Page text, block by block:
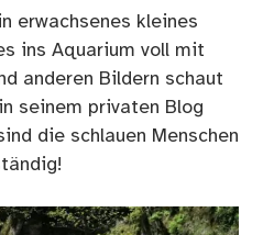
erwachsenes kleines
ins Aquarium voll mit
anderen Bildern schaut
seinem privaten Blog
die schlauen Menschen